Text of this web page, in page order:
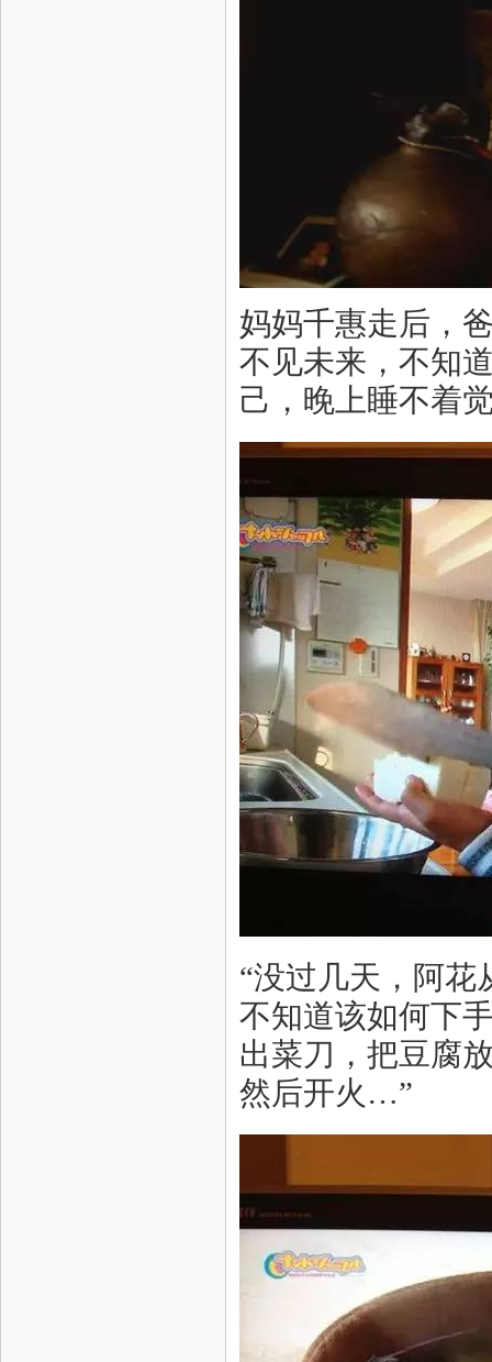
妈妈千惠走后，
不见未来，不知
己，晚上睡不着
“没过几天，阿花
不知道该如何下
出菜刀，把豆腐
然后开火…”